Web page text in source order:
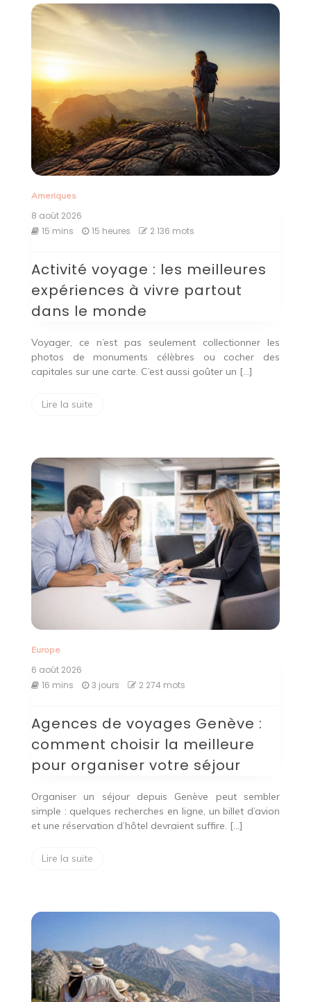
Ameriques
8 août 2026
15 mins
15 heures 2 136 mots
Activité voyage : les meilleures
expériences à vivre partout
dans le monde
Voyager, ce n’est pas seulement collectionner les
photos de monuments célèbres ou cocher des
capitales sur une carte. C’est aussi goûter un […]
Lire la suite
Europe
6 août 2026
16 mins
3 jours 2 274 mots
Agences de voyages Genève :
comment choisir la meilleure
pour organiser votre séjour
Organiser un séjour depuis Genève peut sembler
simple : quelques recherches en ligne, un billet d’avion
et une réservation d’hôtel devraient suffire. […]
Lire la suite